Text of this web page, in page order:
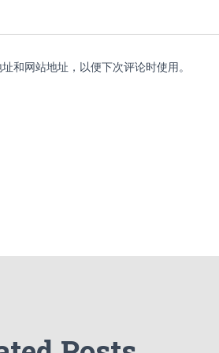
和网站地址，以便下次评论时使用。